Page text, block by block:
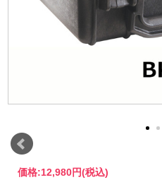
価格:12,980円(税込)